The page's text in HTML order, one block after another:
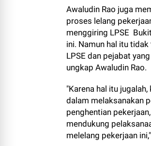
Awaludin Rao juga
proses lelang
menggiring LPSE
ini. Namun hal itu
LPSE dan pejabat
ungkap Awaludin Rao.
"Karena hal itu
dalam melaksanakan
penghentian
mendukung
melelang pekerjaan